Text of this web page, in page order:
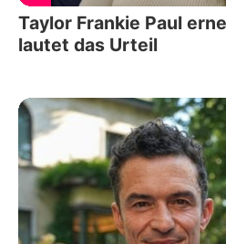
Taylor Frankie Paul
lautet das Urteil